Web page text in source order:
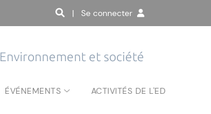
| Se connecter
Environnement et société
ÉVÉNEMENTS ACTIVITÉS DE L'ED